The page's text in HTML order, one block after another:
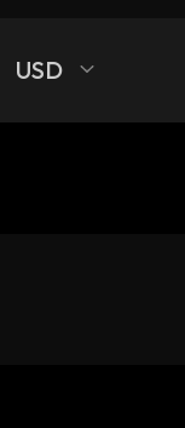
USD